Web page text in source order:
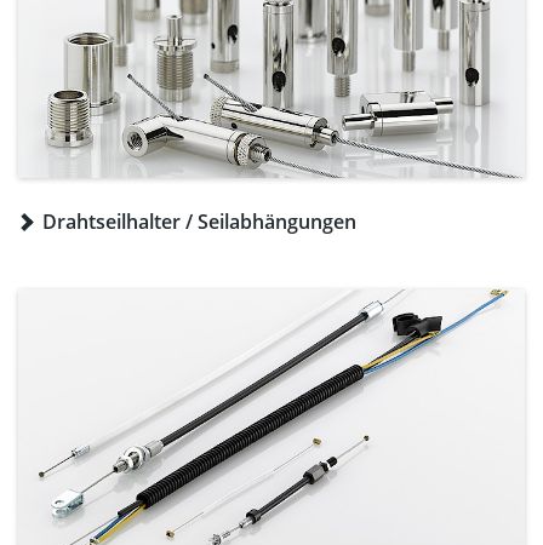
Drahtseilhalter / Seilabhängungen